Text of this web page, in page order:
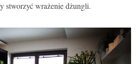
stworzyć wrażenie dżungli.